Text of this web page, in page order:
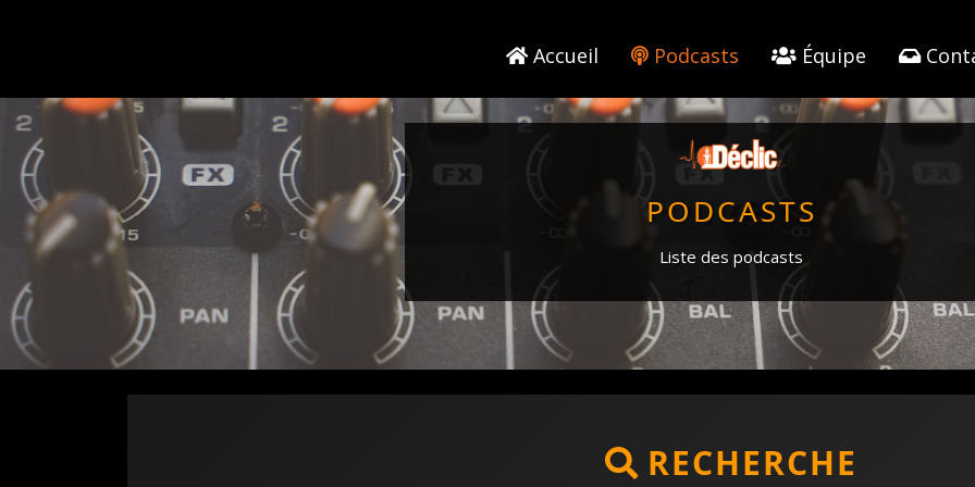
Accueil Podcasts Équipe
PODCASTS
Liste des podcasts
RECHERCHE